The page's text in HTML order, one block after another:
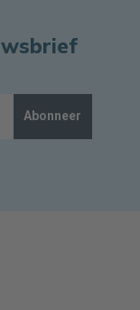
Abonneer